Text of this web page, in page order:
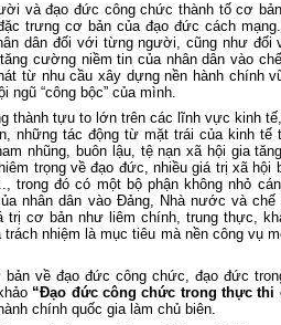
và đạo đức công chức thành tố cơ
trưng cơ bản của đạo đức cách
dân đối với từng người, cũng như đối
cường niềm tin của nhân dân vào
từ nhu cầu xây dựng nền hành chính
ngũ “công bộc” của mình.
thành tựu to lớn trên các lĩnh vực kinh
những tác động từ mặt trái của kinh tế
nhũng, buôn lậu, tệ nạn xã hội gia
trọng về đạo đức, nhiều giá trị xã hội
đó có một bộ phận không nhỏ
nhân dân vào Đảng, Nhà nước và chế
cơ bản như liêm chính, trung thực,
nhiệm là mục tiêu mà nền công vụ
về đạo đức công chức, đạo đức
“Đạo đức công chức trong thực thi
chính quốc gia làm chủ biên.